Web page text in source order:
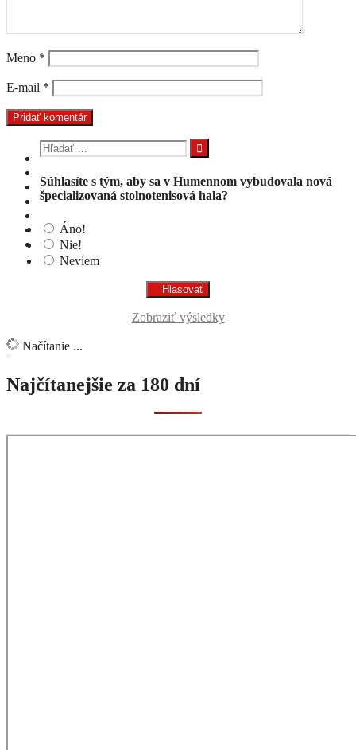
Meno *
E-mail *
Hľadať:
Súhlasíte s tým, aby sa v Humennom vybudovala nová
špecializovaná stolnotenisová hala?
Áno!
Nie!
Neviem
Zobraziť výsledky
Načítanie ...
Najčítanejšie za 180 dní